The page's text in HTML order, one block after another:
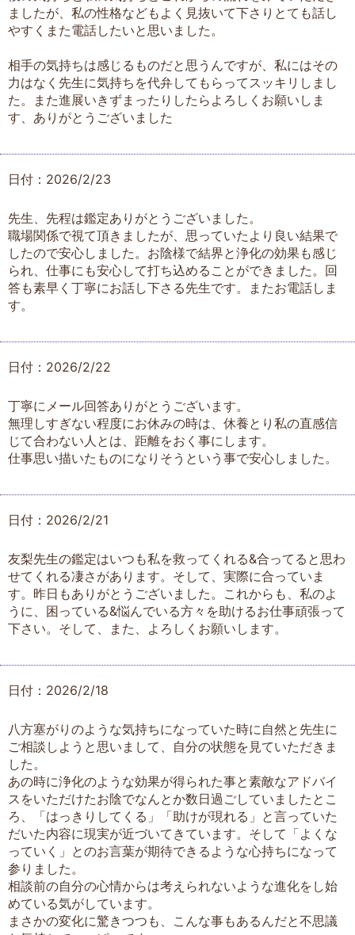
ましたが、私の性格などもよく見抜いて下さりとても話し
やすくまた電話したいと思いました。
相手の気持ちは感じるものだと思うんですが、私にはその
力はなく先生に気持ちを代弁してもらってスッキリしまし
た。また進展いきずまったりしたらよろしくお願いしま
す、ありがとうございました
日付：2026/2/23
先生、先程は鑑定ありがとうございました。
職場関係で視て頂きましたが、思っていたより良い結果で
したので安心しました。お陰様で結界と浄化の効果も感じ
られ、仕事にも安心して打ち込めることができました。回
答も素早く丁寧にお話し下さる先生です。またお電話しま
す。
日付：2026/2/22
丁寧にメール回答ありがとうございます。
無理しすぎない程度にお休みの時は、休養とり私の直感信
じて合わない人とは、距離をおく事にします。
仕事思い描いたものになりそうという事で安心しました。
日付：2026/2/21
友梨先生の鑑定はいつも私を救ってくれる&合ってると思わ
せてくれる凄さがあります。そして、実際に合っていま
す。昨日もありがとうございました。これからも、私のよ
うに、困っている&悩んでいる方々を助けるお仕事頑張って
下さい。そして、また、よろしくお願いします。
日付：2026/2/18
八方塞がりのような気持ちになっていた時に自然と先生に
ご相談しようと思いまして、自分の状態を見ていただきま
した。
あの時に浄化のような効果が得られた事と素敵なアドバイ
スをいただけたお陰でなんとか数日過ごしていましたとこ
ろ、「はっきりしてくる」「助けが現れる」と言っていた
だいた内容に現実が近づいてきています。そして「よくな
っていく」とのお言葉が期待できるような心持ちになって
参りました。
相談前の自分の心情からは考えられないような進化をし始
めている気がしています。
まさかの変化に驚きつつも、こんな事もあるんだと不思議